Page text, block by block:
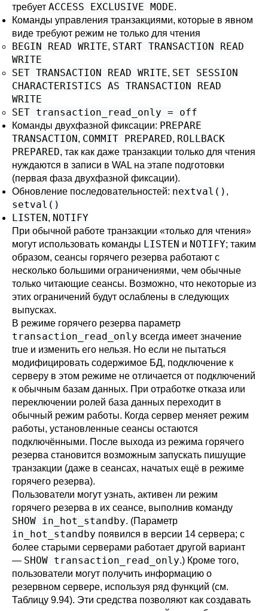
требует ACCESS EXCLUSIVE MODE.
Команды управления транзакциями, которые в явном
виде требуют режим не только для чтения
BEGIN READ WRITE, START TRANSACTION READ
WRITE
SET TRANSACTION READ WRITE, SET SESSION
CHARACTERISTICS AS TRANSACTION READ
WRITE
SET transaction_read_only = off
Команды двухфазной фиксации: PREPARE
TRANSACTION, COMMIT PREPARED, ROLLBACK
PREPARED, так как даже транзакции только для чтения
нуждаются в записи в WAL на этапе подготовки
(первая фаза двухфазной фиксации).
Обновление последовательностей: nextval() ,
setval()
LISTEN, NOTIFY
При обычной работе транзакции «только для чтения»
могут использовать команды LISTEN и NOTIFY; таким
образом, сеансы горячего резерва работают с
несколько большими ограничениями, чем обычные
только читающие сеансы. Возможно, что некоторые из
этих ограничений будут ослаблены в следующих
выпусках.
В режиме горячего резерва параметр
transaction_read_only всегда имеет значение
true и изменить его нельзя. Но если не пытаться
модифицировать содержимое БД, подключение к
серверу в этом режиме не отличается от подключений
к обычным базам данных. При отработке отказа или
переключении ролей база данных переходит в
обычный режим работы. Когда сервер меняет режим
работы, установленные сеансы остаются
подключёнными. После выхода из режима горячего
резерва становится возможным запускать пишущие
транзакции (даже в сеансах, начатых ещё в режиме
горячего резерва).
Пользователи могут узнать, активен ли режим
горячего резерва в их сеансе, выполнив команду
SHOW in_hot_standby. (Параметр
in_hot_standby появился в версии 14 сервера; с
более старыми серверами работает другой вариант
— SHOW transaction_read_only.) Кроме того,
пользователи могут получить информацию о
резервном сервере, используя ряд функций (см.
Таблицу 9.94). Эти средства позволяют как создавать